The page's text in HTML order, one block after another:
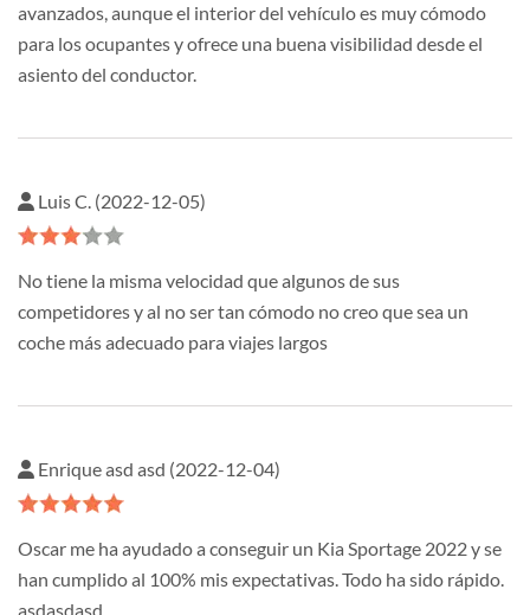
avanzados, aunque el interior del vehículo es muy cómodo
para los ocupantes y ofrece una buena visibilidad desde el
asiento del conductor.
Luis C. (2022-12-05)
No tiene la misma velocidad que algunos de sus
competidores y al no ser tan cómodo no creo que sea un
coche más adecuado para viajes largos
Enrique asd asd (2022-12-04)
Oscar me ha ayudado a conseguir un Kia Sportage 2022 y se
han cumplido al 100% mis expectativas. Todo ha sido rápido.
asdasdasd